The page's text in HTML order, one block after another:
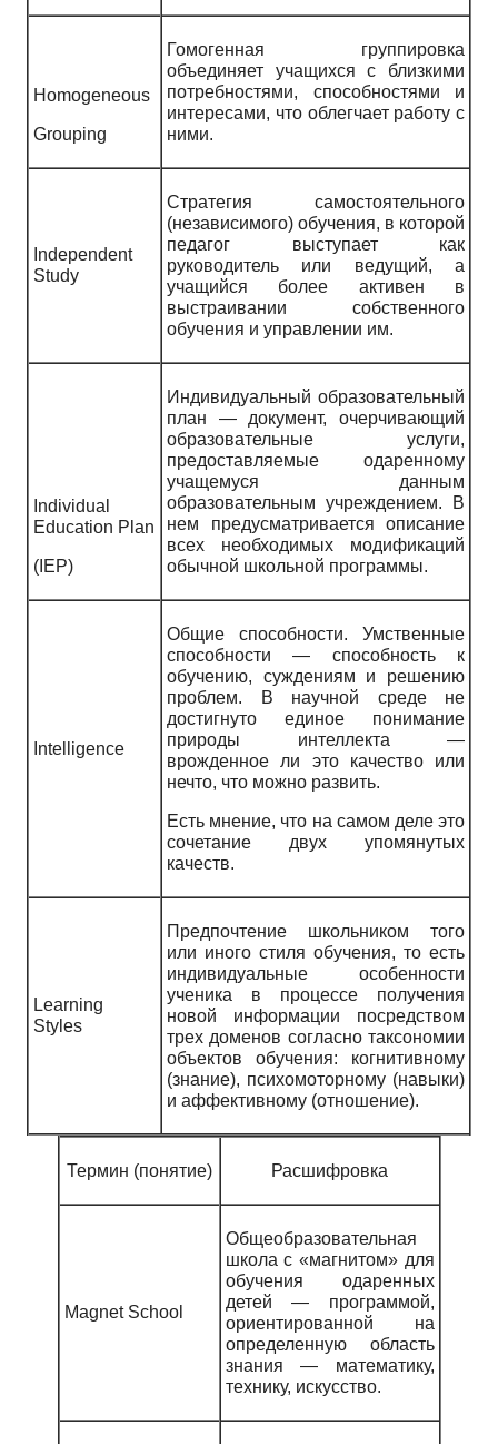
Homogeneous
Grouping
Гомогенная группировка
объединяет учащихся с близкими
потребностями, способностями и
интересами, что облегчает работу с
ними.
Independent
Study
Стратегия самостоятельного
(независимого) обучения, в которой
педагог выступает как
руководитель или ведущий, а
учащийся более активен в
выстраивании собственного
обучения и управлении им.
Individual
Education Plan
(IEP)
Индивидуальный образовательный
план — документ, очерчивающий
образовательные услуги,
предоставляемые одаренному
учащемуся данным
образовательным учреждением. В
нем предусматривается описание
всех необходимых модификаций
обычной школьной программы.
Intelligence
Общие способности. Умственные
способности — способность к
обучению, суждениям и решению
проблем. В научной среде не
достигнуто единое понимание
природы интеллекта —
врожденное ли это качество или
нечто, что можно развить.
Есть мнение, что на самом деле это
сочетание двух упомянутых
качеств.
Learning
Styles
Предпочтение школьником того
или иного стиля обучения, то есть
индивидуальные особенности
ученика в процессе получения
новой информации посредством
трех доменов согласно таксономии
объектов обучения: когнитивному
(знание), психомоторному (навыки)
и аффективному (отношение).
Термин (понятие) Расшифровка
Magnet School
Общеобразовательная
школа с «магнитом» для
обучения одаренных
детей — программой,
ориентированной на
определенную область
знания — математику,
технику, искусство.